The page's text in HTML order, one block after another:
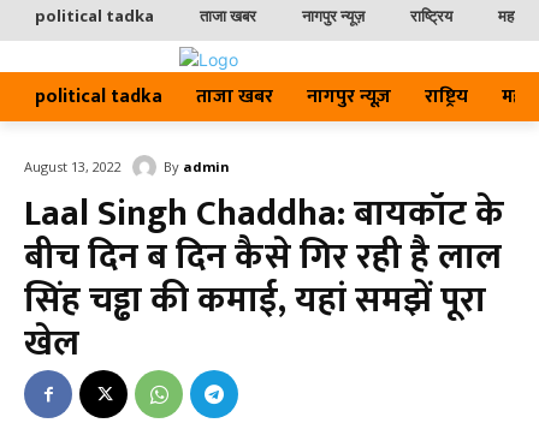
political tadka ताजा खबर नागपुर न्यूज़ राष्ट्रिय
political tadka ताजा खबर नागपुर न्यूज़ राष्ट्रिय
August 13, 2022 By admin
Laal Singh Chaddha: बायकॉट के
बीच दिन ब दिन कैसे गिर रही है लाल
सिंह चड्ढा की कमाई, यहां समझें पूरा
खेल